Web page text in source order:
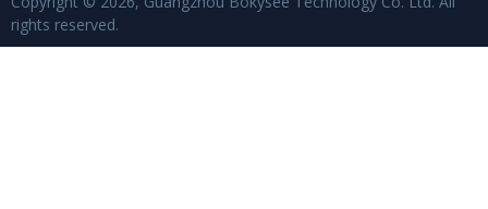
rights reserved.